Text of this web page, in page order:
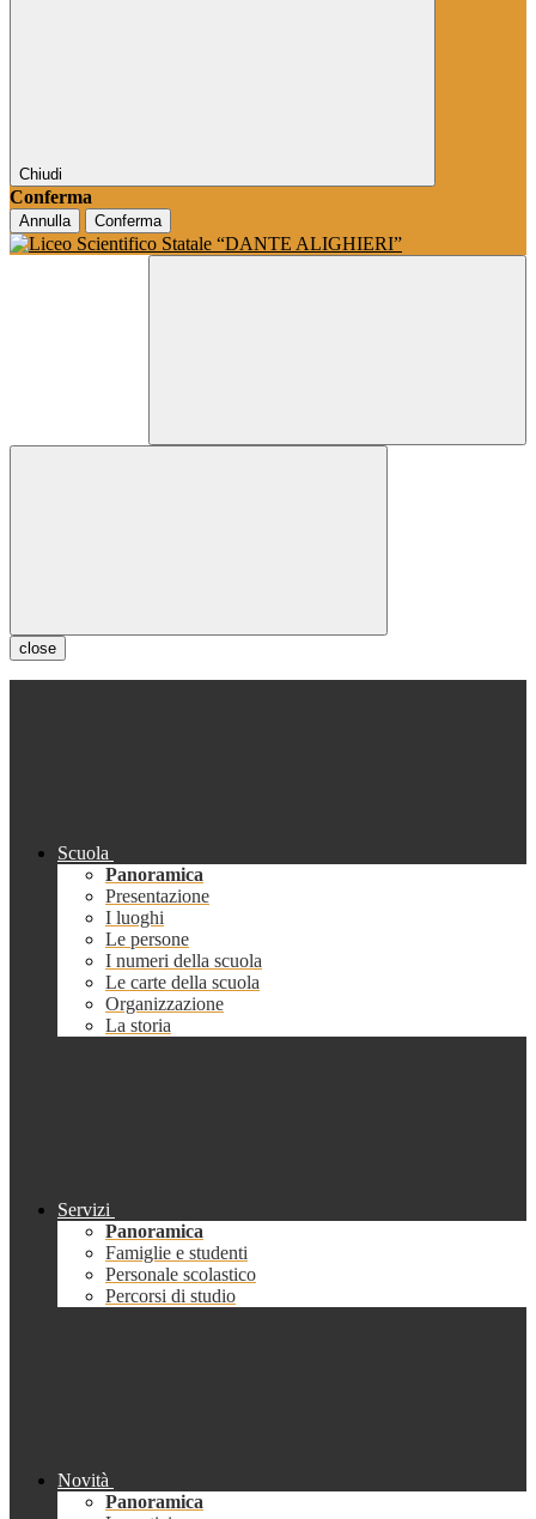
Chiudi
Conferma
Annulla Conferma
close
Scuola
Panoramica
Presentazione
I luoghi
Le persone
I numeri della scuola
Le carte della scuola
Organizzazione
La storia
Servizi
Panoramica
Famiglie e studenti
Personale scolastico
Percorsi di studio
Novità
Panoramica